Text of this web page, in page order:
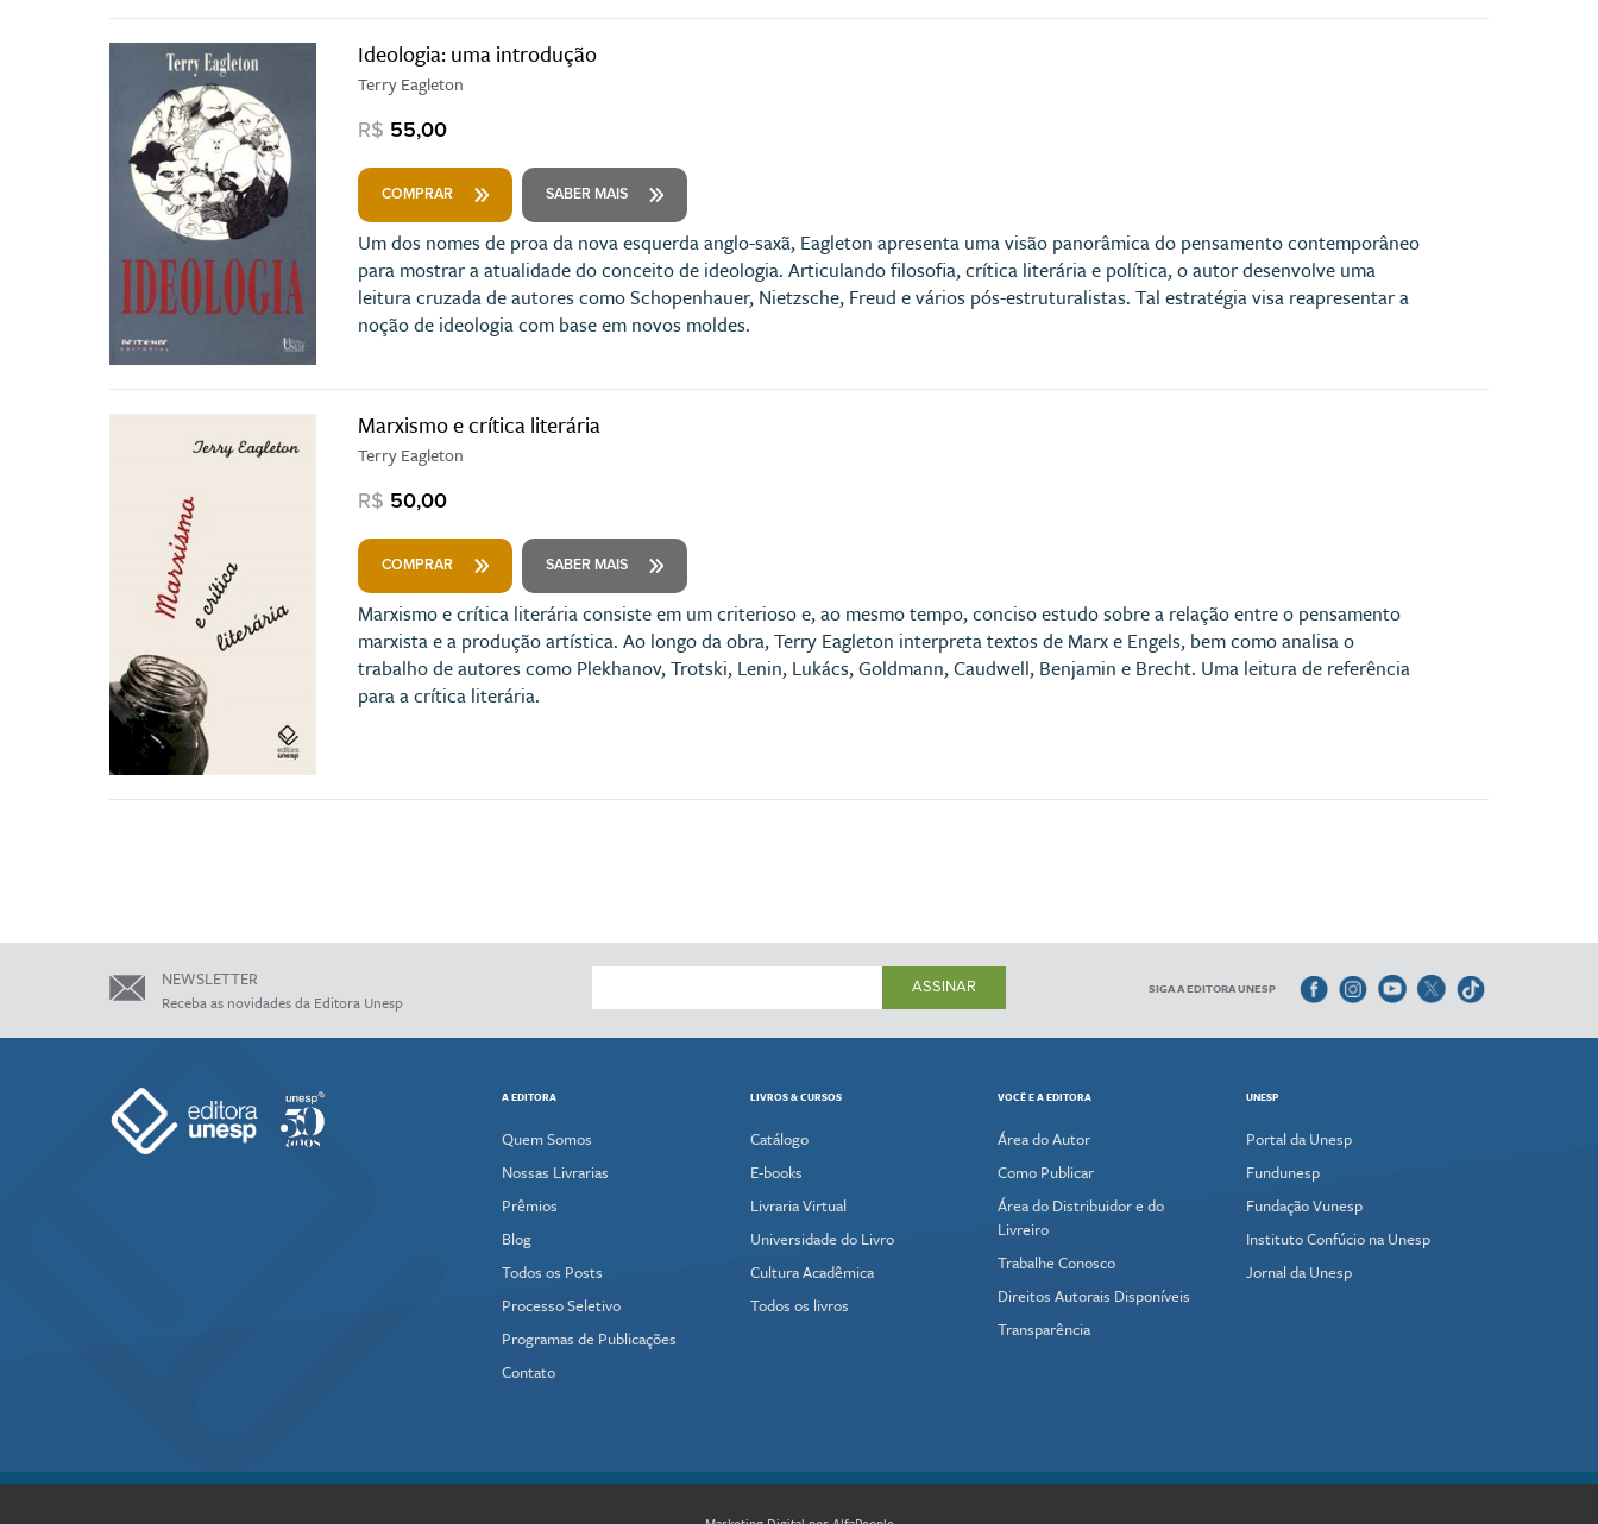
Ideologia: uma introdução
Terry Eagleton
R$ 55,00
COMPRAR SABER MAIS
Um dos nomes de proa da nova esquerda anglo-saxã, Eagleton apresenta uma visão panorâmica do pensamento contemporâneo
para mostrar a atualidade do conceito de ideologia. Articulando filosofia, crítica literária e política, o autor desenvolve uma
leitura cruzada de autores como Schopenhauer, Nietzsche, Freud e vários pós-estruturalistas. Tal estratégia visa reapresentar a
noção de ideologia com base em novos moldes.
Marxismo e crítica literária
Terry Eagleton
R$ 50,00
COMPRAR SABER MAIS
Marxismo e crítica literária consiste em um criterioso e, ao mesmo tempo, conciso estudo sobre a relação entre o pensamento
marxista e a produção artística. Ao longo da obra, Terry Eagleton interpreta textos de Marx e Engels, bem como analisa o
trabalho de autores como Plekhanov, Trotski, Lenin, Lukács, Goldmann, Caudwell, Benjamin e Brecht. Uma leitura de referência
para a crítica literária.
NEWSLETTER
Receba as novidades da Editora Unesp
ASSINAR SIGA A EDITORA UNESP
A EDITORA
Quem Somos
Nossas Livrarias
Prêmios
Blog
Todos os Posts
Processo Seletivo
Programas de Publicações
Contato
LIVROS & CURSOS
Catálogo
E-books
Livraria Virtual
Universidade do Livro
Cultura Acadêmica
Todos os livros
VOCÊ E A EDITORA
Área do Autor
Como Publicar
Área do Distribuidor e do
Livreiro
Trabalhe Conosco
Direitos Autorais Disponíveis
Transparência
UNESP
Portal da Unesp
Fundunesp
Fundação Vunesp
Instituto Confúcio na Unesp
Jornal da Unesp